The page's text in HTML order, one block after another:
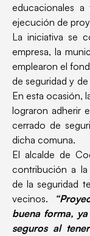
educacionales
ejecución de
La iniciativa se
empresa, la
emplearon el
de seguridad y
En esta ocasión,
lograron adherir
cerrado de
dicha comuna.
El alcalde de
contribución a la
de la seguridad
vecinos.
buena forma,
seguros al